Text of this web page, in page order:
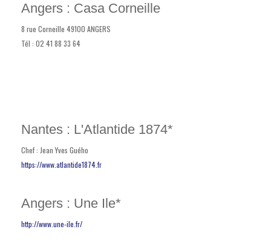
Angers : Casa Corneille
8 rue Corneille 49100 ANGERS
Tél : 02 41 88 33 64
Nantes : L'Atlantide 1874*
Chef : Jean Yves Guého
https://www.atlantide1874.fr
Angers : Une Ile*
http://www.une-ile.fr/